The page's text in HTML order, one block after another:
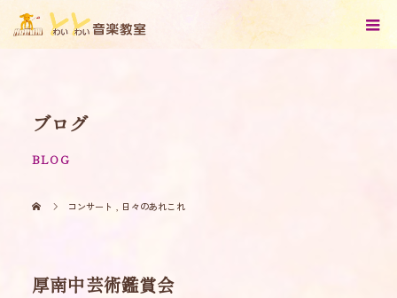
ブログ
BLOG
コンサート , 日々のあれこれ
厚南中芸術鑑賞会